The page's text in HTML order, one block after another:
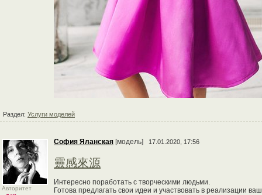
Раздел: Услуги моделей
Авторитет
София Яланская [модель] 17.01.2020, 17:56
靈感來源
Интересно поработать с творческими людьми.
Готова предлагать свои идеи и участвовать в реализации